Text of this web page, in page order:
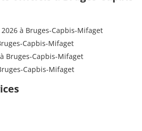
à Bruges-Capbis-Mifaget
Capbis-Mifaget
Bruges-Capbis-Mifaget
Capbis-Mifaget